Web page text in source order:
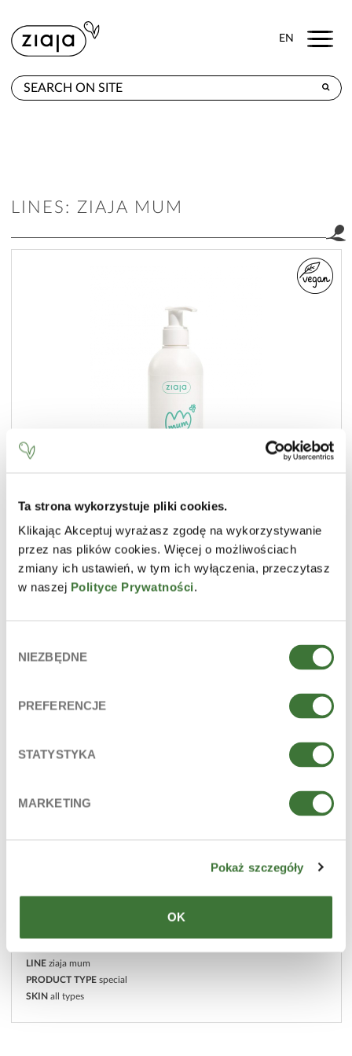
Ta strona wykorzystuje pliki cookies.
Klikając Akceptuj wyrażasz zgodę na wykorzystywanie
przez nas plików cookies. Więcej o możliwościach
zmiany ich ustawień, w tym ich wyłączenia, przeczytasz
w naszej Polityce Prywatności.
zgody
NIEZBĘDNE
PREFERENCJE
STATYSTYKA
MARKETING
Pokaż szczegóły
OK
EN Menu
LINES: ZIAJA MUM
feminine hygiene wash for pregnancy and post-
partum care
LINE ziaja mum
PRODUCT TYPE intimate care
mum anti-stretch mark cream
LINE ziaja mum
PRODUCT TYPE special
SKIN all types